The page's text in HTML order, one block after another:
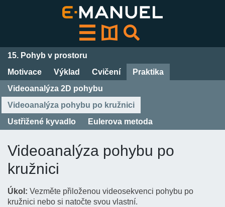
15. Pohyb v prostoru
Motivace
Výklad Cvičení
Praktika
Videoanalýza 2D pohybu
Videoanalýza pohybu po kružnici
Ustřižené kyvadlo
Eulerova metoda
Videoanalýza pohybu po
kružnici
Úkol: Vezměte přiloženou videosekvenci pohybu po
kružnici nebo si natočte svou vlastní.